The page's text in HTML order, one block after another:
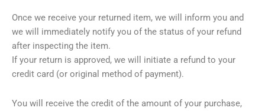
Once we receive your returned item, we will inform you and
we will immediately notify you of the status of your refund
after inspecting the item.
If your return is approved, we will initiate a refund to your
credit card (or original method of payment).
You will receive the credit of the amount of your purchase,